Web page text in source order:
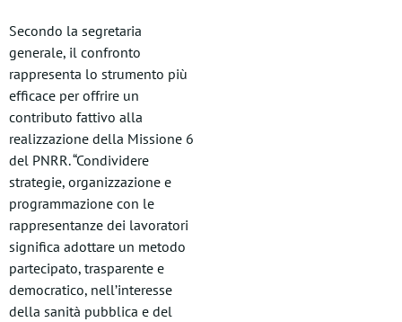
Secondo la segretaria
generale, il confronto
rappresenta lo strumento più
efficace per offrire un
contributo fattivo alla
realizzazione della Missione 6
del PNRR. “Condividere
strategie, organizzazione e
programmazione con le
rappresentanze dei lavoratori
significa adottare un metodo
partecipato, trasparente e
democratico, nell’interesse
della sanità pubblica e del